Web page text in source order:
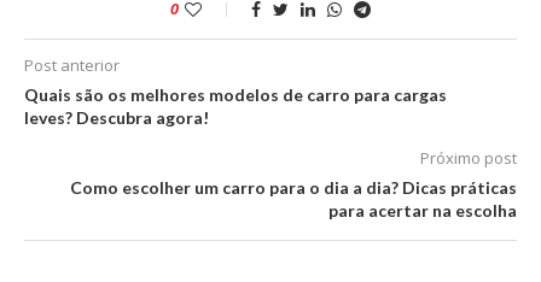
0
Post anterior
Quais são os melhores modelos de carro para cargas
leves? Descubra agora!
Próximo post
Como escolher um carro para o dia a dia? Dicas práticas
para acertar na escolha